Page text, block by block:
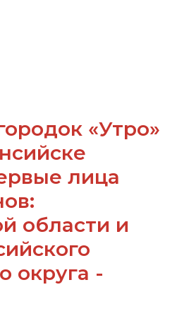
«Утро»
лица
области и
округа -